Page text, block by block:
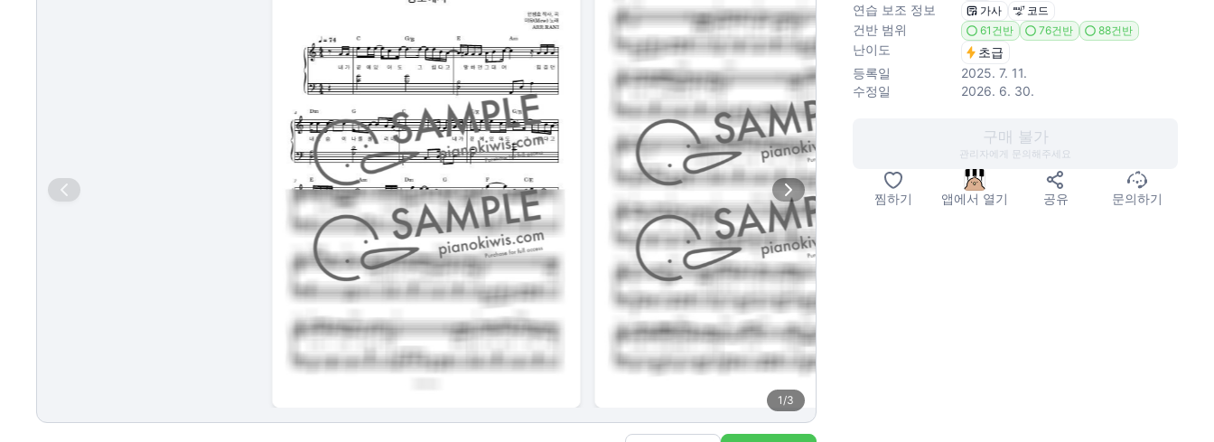
1/3
연습 보조 정보 가사 코드
건반 범위 61건반 76건반 88건반
난이도
초급
등록일
2025. 7. 11.
수정일
2026. 6. 30.
구매 불가
관리자에게 문의해주세요
찜하기 앱에서 열기 공유 문의하기